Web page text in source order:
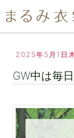
2025年5月1日
GW中は毎